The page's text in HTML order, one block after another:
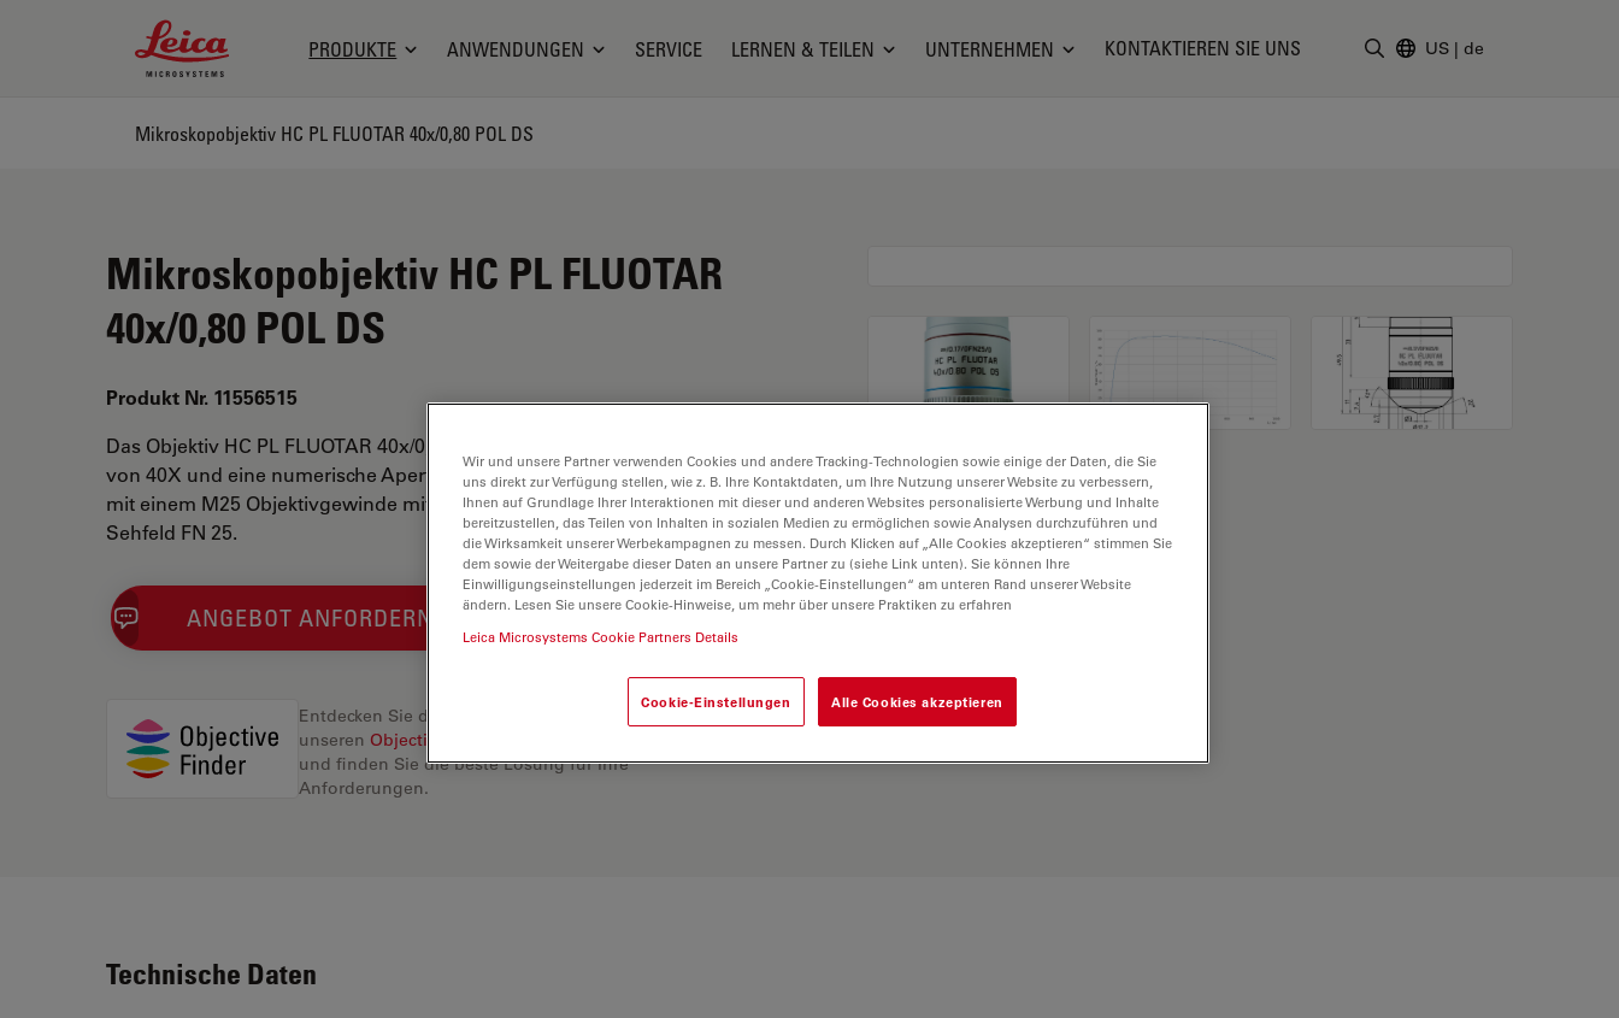
Leica Microsystems Logo
PRODUKTE ANWENDUNGEN SERVICE LERNEN & TEILEN UNTERNEHMEN KONTAKTIEREN SIE UNS US | de
Mikroskopobjektiv HC PL FLUOTAR 40x/0,80 POL DS
Mikroskopobjektiv HC PL FLUOTAR
40x/0,80 POL DS
Produkt Nr. 11556515
Das Objektiv HC PL FLUOTAR 40x/0,80 POL DS hat eine Vergrößerung
von 40X und eine numerische Apertur von 0,8. Für Trockenimmersion,
mit einem M25 Objektivgewinde mit 0,4 mm freiem Arbeitsabstand und
Sehfeld FN 25.
ANGEBOT ANFORDERN
Entdecken Sie die perfekte Lösung. Erkunden Sie
unseren Objective Finder
und finden Sie die beste Lösung für Ihre
Anforderungen.
Technische Daten
Wir und unsere Partner verwenden Cookies und andere Tracking-Technologien sowie einige der Daten, die Sie
uns direkt zur Verfügung stellen, wie z. B. Ihre Kontaktdaten, um Ihre Nutzung unserer Website zu verbessern,
Ihnen auf Grundlage Ihrer Interaktionen mit dieser und anderen Websites personalisierte Werbung und Inhalte
bereitzustellen, das Teilen von Inhalten in sozialen Medien zu ermöglichen sowie Analysen durchzuführen und
die Wirksamkeit unserer Werbekampagnen zu messen. Durch Klicken auf „Alle Cookies akzeptieren“ stimmen Sie
dem sowie der Weitergabe dieser Daten an unsere Partner zu (siehe Link unten). Sie können Ihre
Einwilligungseinstellungen jederzeit im Bereich „Cookie-Einstellungen“ am unteren Rand unserer Website
ändern. Lesen Sie unsere Cookie-Hinweise, um mehr über unsere Praktiken zu erfahren
Leica Microsystems Cookie Partners Details
Cookie-Einstellungen Alle Cookies akzeptieren